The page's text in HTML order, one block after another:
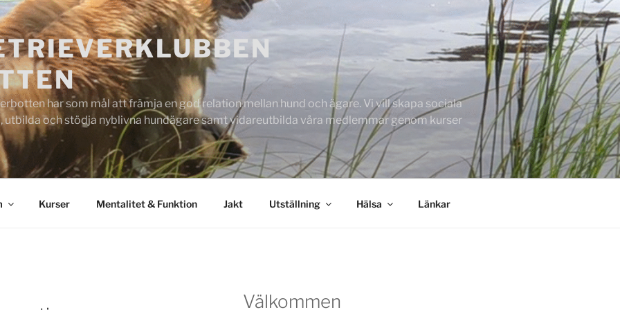
har som mål att främja en god relation mellan hund och ägare. Vi vill skapa sociala
och stödja nyblivna hundägare samt vidareutbilda våra medlemmar genom kurser
Kurser Mentalitet & Funktion Jakt Utställning Hälsa Länkar
Välkommen